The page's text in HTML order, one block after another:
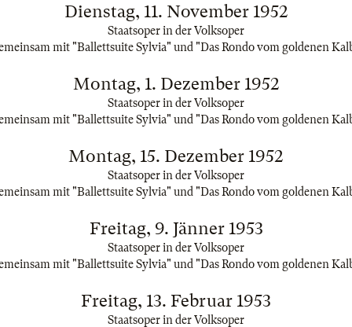
Dienstag, 11. November 1952
Staatsoper in der Volksoper
mit "Ballettsuite Sylvia" und "Das Rondo vom goldenen
Montag, 1. Dezember 1952
Staatsoper in der Volksoper
mit "Ballettsuite Sylvia" und "Das Rondo vom goldenen
Montag, 15. Dezember 1952
Staatsoper in der Volksoper
mit "Ballettsuite Sylvia" und "Das Rondo vom goldenen
Freitag, 9. Jänner 1953
Staatsoper in der Volksoper
mit "Ballettsuite Sylvia" und "Das Rondo vom goldenen
Freitag, 13. Februar 1953
Staatsoper in der Volksoper